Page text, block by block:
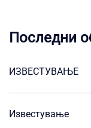
Последни
ИЗВЕСТУВАЊЕ
Известување